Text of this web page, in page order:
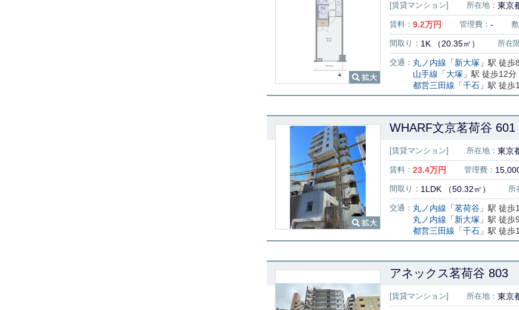
[賃貸マンション] 所在地： 東京
賃料： 9.2万円 管理費： -
間取り： 1K （20.35㎡） 所在
交通： 丸ノ内線 「新大塚 」駅 徒歩
山手線 「大塚 」駅 徒歩12分
都営三田線 「千石 」駅 徒歩
WHARF文京茗荷谷 601
[賃貸マンション] 所在地： 東京
賃料： 23.4万円 管理費：
間取り： 1LDK （50.32㎡） 所
交通： 丸ノ内線 「茗荷谷 」駅 徒歩
丸ノ内線 「新大塚 」駅 徒歩
都営三田線 「千石 」駅 徒歩
アネックス茗荷谷 803
[賃貸マンション] 所在地： 東京